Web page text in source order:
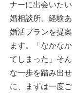
ナーに出会いた
婚相談所。経験
婚活プランを提
ます。「なかな
てしまった」そ
な一歩を踏み出
に、まずは一度ご